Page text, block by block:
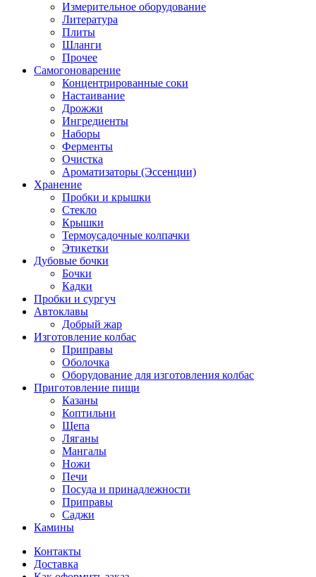
Измерительное оборудование
Литература
Плиты
Шланги
Прочее
Самогоноварение
Концентрированные соки
Настаивание
Дрожжи
Ингредиенты
Наборы
Ферменты
Очистка
Ароматизаторы (Эссенции)
Хранение
Пробки и крышки
Стекло
Крышки
Термоусадочные колпачки
Этикетки
Дубовые бочки
Бочки
Кадки
Пробки и сургуч
Автоклавы
Добрый жар
Изготовление колбас
Приправы
Оболочка
Оборудование для изготовления колбас
Приготовление пищи
Казаны
Коптильни
Щепа
Ляганы
Мангалы
Ножи
Печи
Посуда и принадлежности
Приправы
Саджи
Камины
Контакты
Доставка